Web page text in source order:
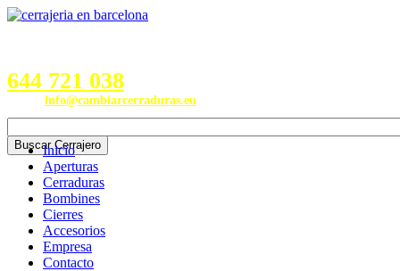
644 721 038
info@cambiarcerraduras.eu
Inicio
Aperturas
Cerraduras
Bombines
Cierres
Accesorios
Empresa
Contacto